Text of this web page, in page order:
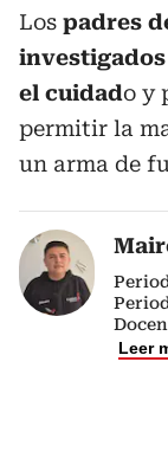
Los padres
el cuidado y
permitir la
un arma de
Leer